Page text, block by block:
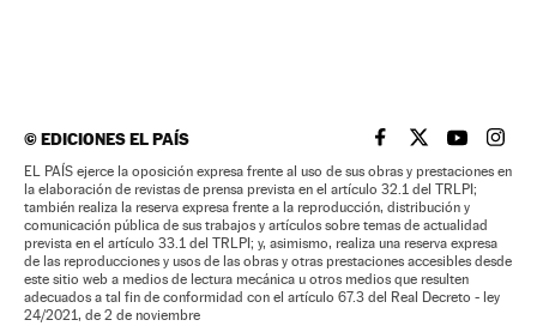
©EDICIONES EL PAÍS EL PAÍS BRASIL EN
EL PAÍSEL PAÍS
EL
EL PAÍS ejerce la oposición expresa frente al uso de sus obras y prestaciones en
la elaboración de revistas de prensa prevista en el artículo 32.1 del TRLPI;
también realiza la reserva expresa frente a la reproducción, distribución y
comunicación pública de sus trabajos y artículos sobre temas de actualidad
prevista en el artículo 33.1 del TRLPI; y, asimismo, realiza una reserva expresa
de las reproducciones y usos de las obras y otras prestaciones accesibles desde
este sitio web a medios de lectura mecánica u otros medios que resulten
adecuados a tal fin de conformidad con el artículo 67.3 del Real Decreto - ley
24/2021, de 2 de noviembre